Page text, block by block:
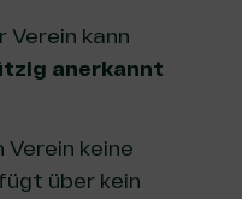
Verein kann
anerkannt
Verein keine
über kein